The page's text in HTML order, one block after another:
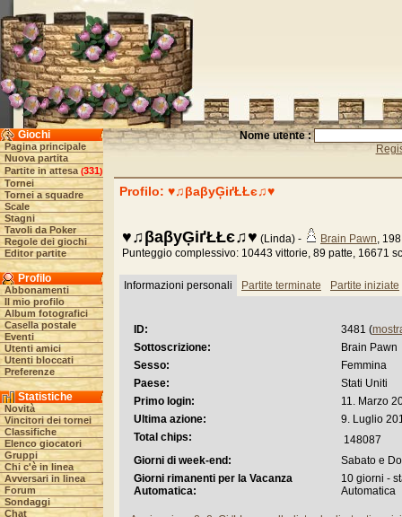
Giochi
Pagina principale
Nuova partita
Partite in attesa (331)
Tornei
Tornei a squadre
Scale
Stagni
Tavoli da Poker
Regole dei giochi
Editor partite
Profilo
Abbonamenti
Il mio profilo
Album fotografici
Casella postale
Eventi
Utenti amici
Utenti bloccati
Preferenze
Statistiche
Novità
Vincitori dei tornei
Classifiche
Elenco giocatori
Gruppi
Chi c'è in linea
Avversari in linea
Forum
Sondaggi
Chat
Nome utente :
Profilo: ♥♫βaβyĢіґŁŁє♫♥
♥♫βaβyĢіґŁŁє♫♥ (Linda) - Brain Pawn,
Punteggio complessivo: 10443 vittorie, 89 patte, 16671
Informazioni personali Partite terminate Partite iniziate
ID: 3481 (
Sottoscrizione:
Brain Pawn
Sesso:
Femmina
Paese:
Stati Uniti
Primo login:
11. Marzo
Ultima azione:
9. Luglio
Total chips:
148087
Giorni di week-end:
Sabato e
Giorni rimanenti per la Vacanza
Automatica:
10 giorni -
Automatica